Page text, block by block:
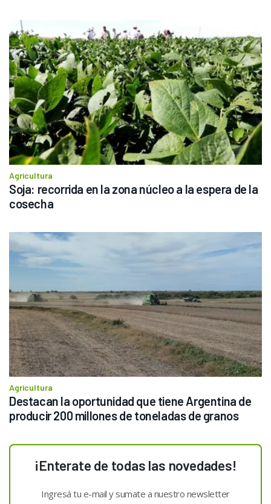
Agricultura
Soja: recorrida en la zona núcleo a la espera de la
cosecha
Agricultura
Destacan la oportunidad que tiene Argentina de
producir 200 millones de toneladas de granos
¡Enterate de todas las novedades!
Ingresá tu e-mail y sumate a nuestro newsletter